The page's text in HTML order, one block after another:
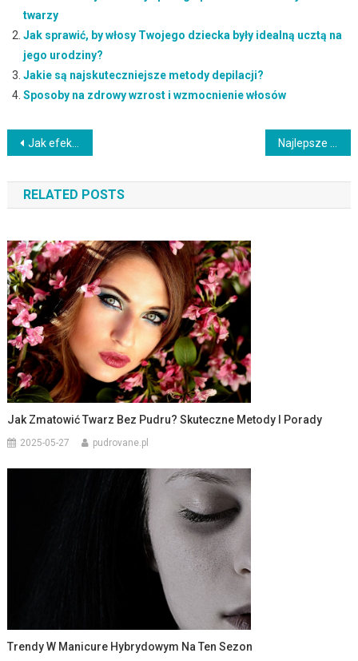
twarzy
Jak sprawić, by włosy Twojego dziecka były idealną ucztą na
jego urodziny?
Jakie są najskuteczniejsze metody depilacji?
Sposoby na zdrowy wzrost i wzmocnienie włosów
Nawigacja
wpisu
Jak efektywnie stosować kosmetyki The Ordinary? Kluczowe porady
RELATED POSTS
Jak Zmatowić Twarz Bez Pudru? Skuteczne Metody I Porady
2025-05-27 pudrovane.pl
Trendy W Manicure Hybrydowym Na Ten Sezon